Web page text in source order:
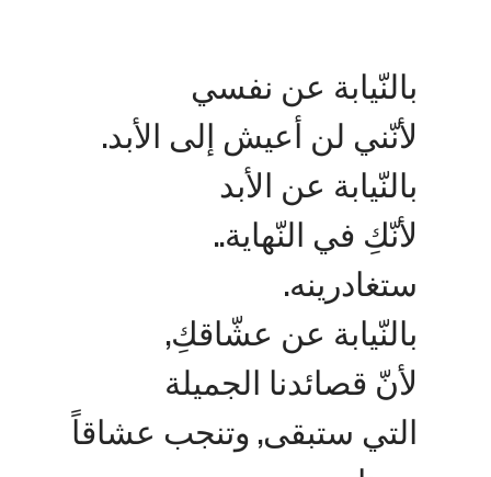
بالنّيابة عن نفسي
لأنّني لن أعيش إلى الأبد.
بالنّيابة عن الأبد
لأنّكِ في النّهاية..
ستغادرينه.
بالنّيابة عن عشّاقكِ,
لأنّ قصائدنا الجميلة
التي ستبقى, وتنجب عشاقاً